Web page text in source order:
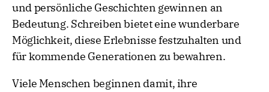
und persönliche Geschichten gewinnen an
Bedeutung. Schreiben bietet eine wunderbare
Möglichkeit, diese Erlebnisse festzuhalten und
für kommende Generationen zu bewahren.
Viele Menschen beginnen damit, ihre